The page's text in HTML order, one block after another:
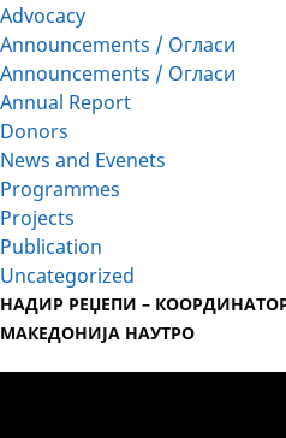
Advocacy
Announcements / Огласи
Announcements / Огласи
Annual Report
Donors
News and Evenets
Programmes
Projects
Publication
Uncategorized
НАДИР РЕЏЕПИ –
МАКЕДОНИЈА НАУТРО